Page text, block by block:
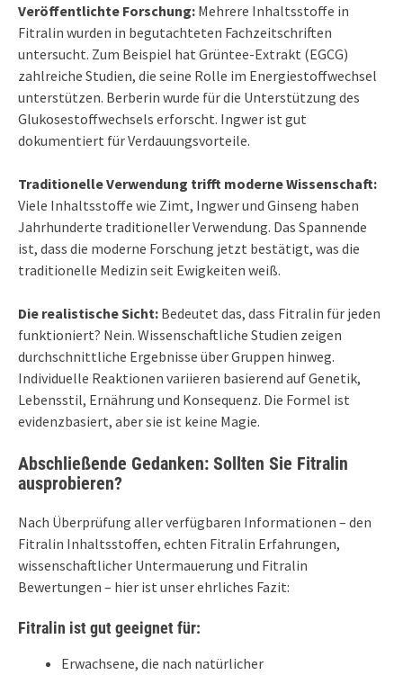
Veröffentlichte Forschung: Mehrere Inhaltsstoffe in
Fitralin wurden in begutachteten Fachzeitschriften
untersucht. Zum Beispiel hat Grüntee-Extrakt (EGCG)
zahlreiche Studien, die seine Rolle im Energiestoffwechsel
unterstützen. Berberin wurde für die Unterstützung des
Glukosestoffwechsels erforscht. Ingwer ist gut
dokumentiert für Verdauungsvorteile.
Traditionelle Verwendung trifft moderne Wissenschaft:
Viele Inhaltsstoffe wie Zimt, Ingwer und Ginseng haben
Jahrhunderte traditioneller Verwendung. Das Spannende
ist, dass die moderne Forschung jetzt bestätigt, was die
traditionelle Medizin seit Ewigkeiten weiß.
Die realistische Sicht: Bedeutet das, dass Fitralin für jeden
funktioniert? Nein. Wissenschaftliche Studien zeigen
durchschnittliche Ergebnisse über Gruppen hinweg.
Individuelle Reaktionen variieren basierend auf Genetik,
Lebensstil, Ernährung und Konsequenz. Die Formel ist
evidenzbasiert, aber sie ist keine Magie.
Abschließende Gedanken: Sollten Sie Fitralin
ausprobieren?
Nach Überprüfung aller verfügbaren Informationen – den
Fitralin Inhaltsstoffen, echten Fitralin Erfahrungen,
wissenschaftlicher Untermauerung und Fitralin
Bewertungen – hier ist unser ehrliches Fazit:
Fitralin ist gut geeignet für:
Erwachsene, die nach natürlicher